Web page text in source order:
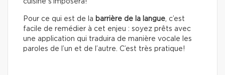
cuisine s’imposera!
Pour ce qui est de la barrière de la langue, c’est
facile de remédier à cet enjeu : soyez prêts avec
une application qui traduira de manière vocale les
paroles de l’un et de l’autre. C’est très pratique!